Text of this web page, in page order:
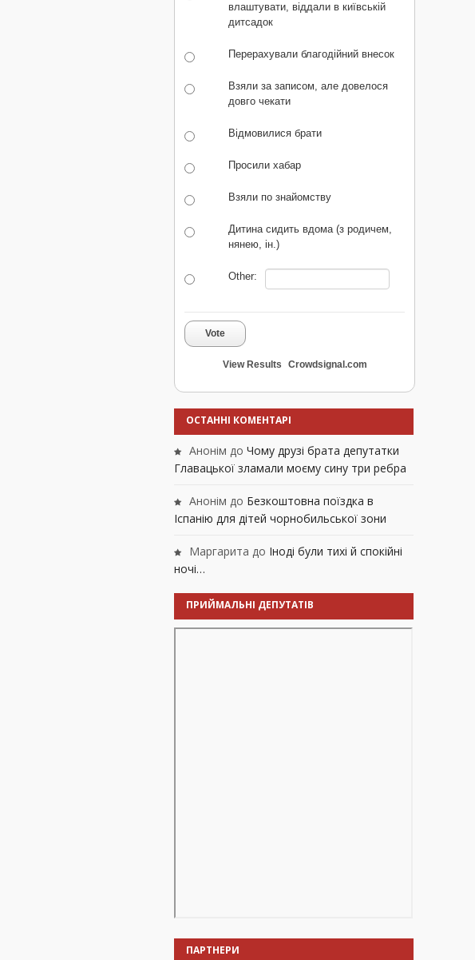
влаштувати, віддали в київській
дитсадок
Перерахували благодійний внесок
Взяли за записом, але довелося
довго чекати
Відмовилися брати
Просили хабар
Взяли по знайомству
Дитина сидить вдома (з родичем,
нянею, ін.)
Other:
Vote
View Results Crowdsignal.com
ОСТАННІ КОМЕНТАРІ
Анонім до Чому друзі брата депутатки
Главацької зламали моєму сину три ребра
Анонім до Безкоштовна поїздка в
Іспанію для дітей чорнобильської зони
Маргарита до Іноді були тихі й спокійні
ночі…
ПРИЙМАЛЬНІ ДЕПУТАТІВ
ПАРТНЕРИ